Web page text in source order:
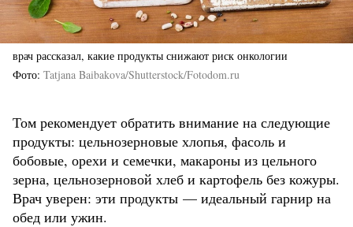
врач рассказал, какие продукты снижают риск онкологии
Фото Tatjana Baibakova/Shutterstock/Fotodom.ru
Том рекомендует обратить внимание на следующие
продукты: цельнозерновые хлопья, фасоль и
бобовые, орехи и семечки, макароны из цельного
зерна, цельнозерновой хлеб и картофель без кожуры.
Врач уверен: эти продукты — идеальный гарнир на
обед или ужин.